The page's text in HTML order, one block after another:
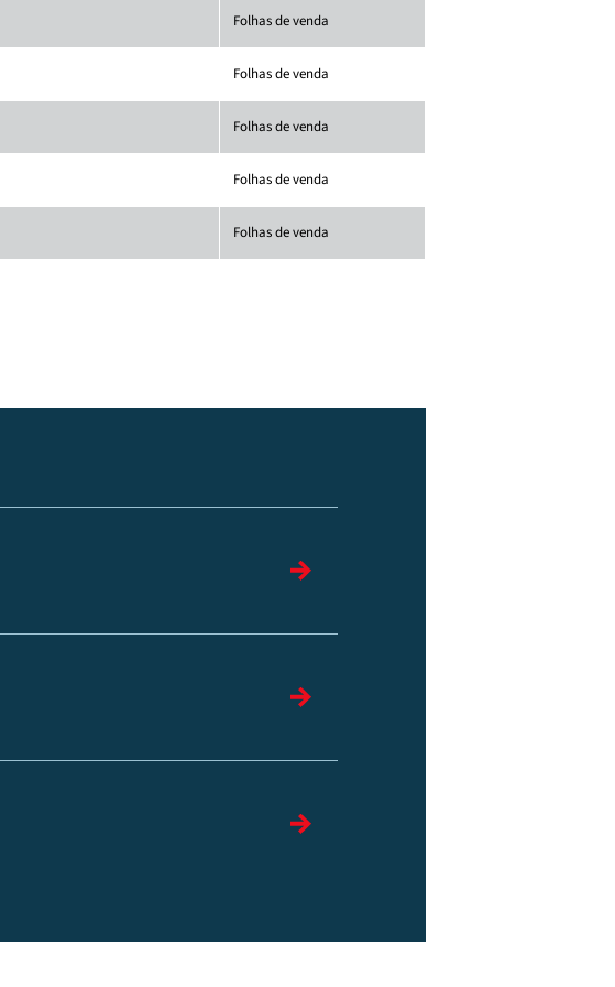
Folhas de venda
Folhas de venda
Folhas de venda
Folhas de venda
Folhas de venda